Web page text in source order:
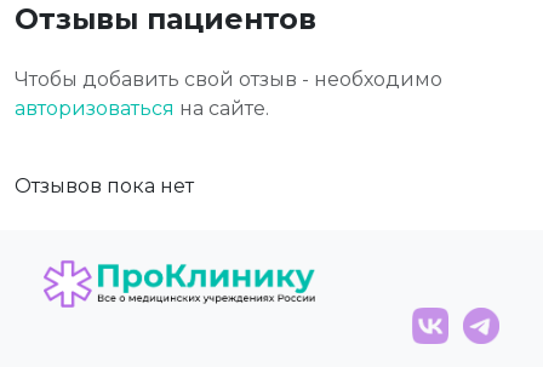
Отзывы пациентов
Чтобы добавить свой отзыв - необходимо
авторизоваться на сайте.
Отзывов пока нет